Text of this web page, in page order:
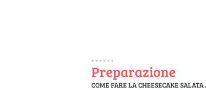
Preparazione
COME FARE LA CHEESECAKE